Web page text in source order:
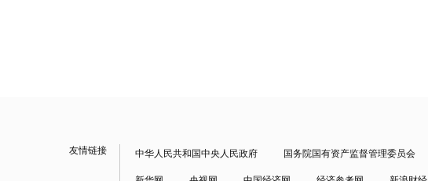
友情链接 中华人民共和国中央人民政府 国务院国有资产监督管理委员会